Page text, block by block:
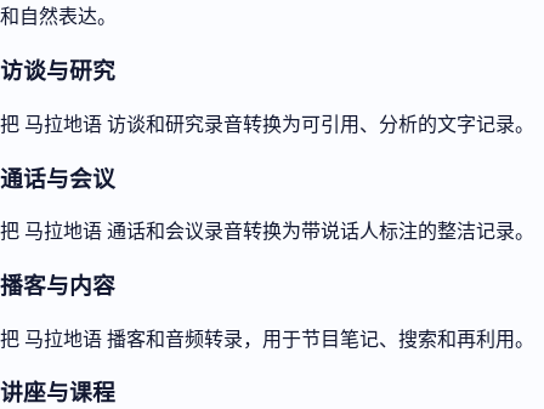
和自然表达。
访谈与研究
把 马拉地语 访谈和研究录音转换为可引用、分析的文字记录。
通话与会议
把 马拉地语 通话和会议录音转换为带说话人标注的整洁记录。
播客与内容
把 马拉地语 播客和音频转录，用于节目笔记、搜索和再利用。
讲座与课程